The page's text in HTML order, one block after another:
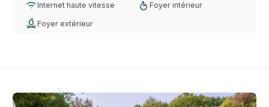
Internet haute vitesse Foyer intérieur
Foyer extérieur